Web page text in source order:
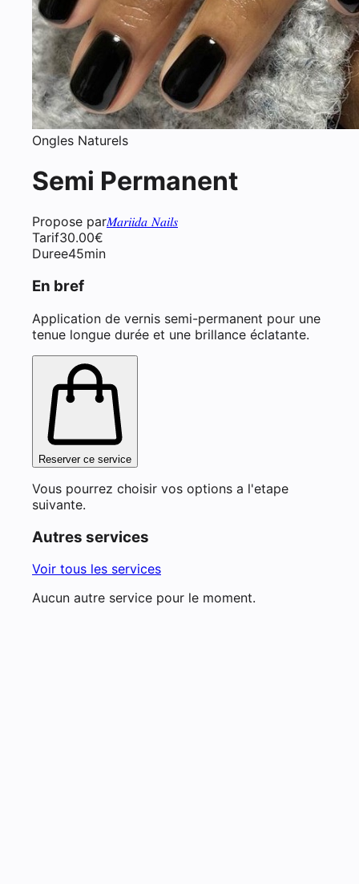
Ongles Naturels
Semi Permanent
Propose par𝑀𝑎𝑟𝑖𝑖𝑑𝑎 𝑁𝑎𝑖𝑙𝑠
Tarif30.00€
Duree45min
En bref
Application de vernis semi-permanent pour une
tenue longue durée et une brillance éclatante.
Reserver ce service
Vous pourrez choisir vos options a l'etape
suivante.
Autres services
Voir tous les services
Aucun autre service pour le moment.